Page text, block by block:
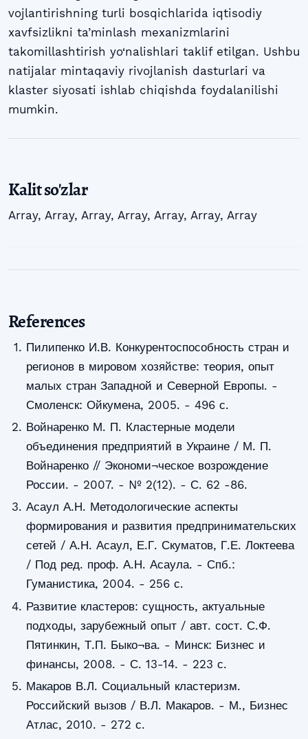
vojlantirishning turli bosqichlarida iqtisodiy
xavfsizlikni ta’minlash mexanizmlarini
takomillashtirish yo‘nalishlari taklif etilgan. Ushbu
natijalar mintaqaviy rivojlanish dasturlari va
klaster siyosati ishlab chiqishda foydalanilishi
mumkin.
Kalit so'zlar
Array, Array, Array, Array, Array, Array, Array
References
Пилипенко И.В. Конкурентоспособность стран и
регионов в мировом хозяйстве: теория, опыт
малых стран Западной и Северной Европы. -
Смоленск: Ойкумена, 2005. - 496 с.
Войнаренко М. П. Кластерные модели
объединения предприятий в Украине / М. П.
Войнаренко // Экономи¬ческое возрождение
России. - 2007. - № 2(12). - С. 62 -86.
Асаул А.Н. Методологические аспекты
формирования и развития предпринимательских
сетей / А.Н. Асаул, Е.Г. Скуматов, Г.Е. Локтеева
/ Под ред. проф. А.Н. Асаула. - Спб.:
Гуманистика, 2004. - 256 с.
Развитие кластеров: сущность, актуальные
подходы, зарубежный опыт / авт. сост. С.Ф.
Пятинкин, Т.П. Быко¬ва. - Минск: Бизнес и
финансы, 2008. - С. 13-14. - 223 с.
Макаров В.Л. Социальный кластеризм.
Российский вызов / В.Л. Макаров. - М., Бизнес
Атлас, 2010. - 272 с.